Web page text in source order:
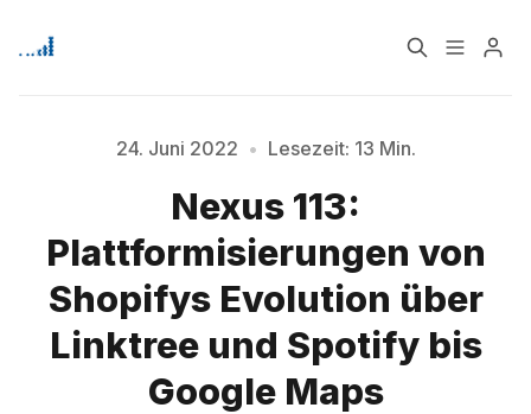
Bitte geben Sie mindestens 3 Zeichen ein
24. Juni 2022 • Lesezeit: 13 Min.
Nexus 113:
Plattformisierungen von
Shopifys Evolution über
Linktree und Spotify bis
Google Maps